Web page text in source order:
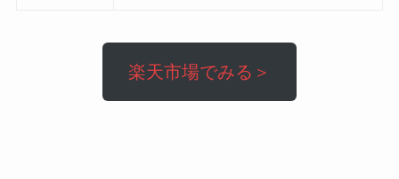
楽天市場でみる＞